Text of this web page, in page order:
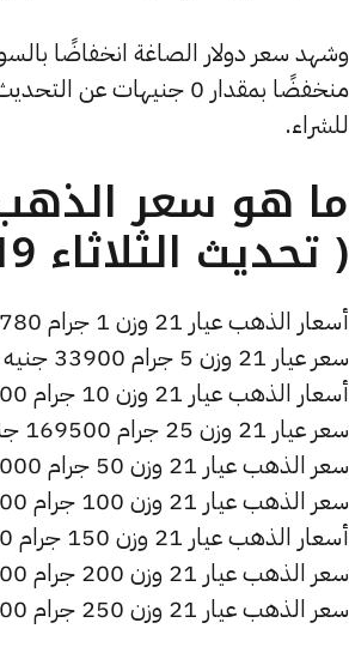
للشراء.
( تحديث الثلاثاء 19 مايو الساعة 5:05 مساءً )
أسعار الذهب عيار 21 وزن 1 جرام 6780 جنيه للشراء، وللبيع 6840 جنيه.
سعر عيار 21 وزن 5 جرام 33900 جنيه للشراء، وللبيع 34200 جنيه.
أسعار الذهب عيار 21 وزن 10 جرام 67800 جنيه للشراء، وللبيع 68400 جنيه.
سعر عيار 21 وزن 25 جرام 169500 جنيه للشراء، وللبيع 171000 جنيه.
سعر الذهب عيار 21 وزن 50 جرام 339000 جنيه للشراء، وللبيع 342000 جنيه.
سعر الذهب عيار 21 وزن 100 جرام 678000 جنيه للشراء، وللبيع 684000 جنيه.
أسعار الذهب عيار 21 وزن 150 جرام 1017000 جنيه للشراء، وللبيع 1026000 جنيه.
سعر الذهب عيار 21 وزن 200 جرام 1356000 جنيه للشراء، وللبيع 1368000 جنيه.
سعر الذهب عيار 21 وزن 250 جرام 1695000 جنيه للشراء، وللبيع 1710000 جنيه.